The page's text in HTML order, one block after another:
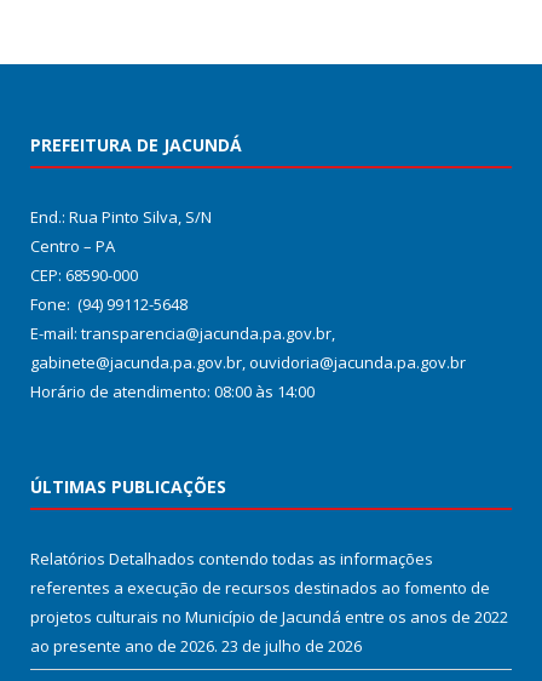
PREFEITURA DE JACUNDÁ
End.: Rua Pinto Silva, S/N
Centro – PA
CEP: 68590-000
Fone: (94) 99112-5648
E-mail: transparencia@jacunda.pa.gov.br,
gabinete@jacunda.pa.gov.br, ouvidoria@jacunda.pa.gov.br
Horário de atendimento: 08:00 às 14:00
ÚLTIMAS PUBLICAÇÕES
Relatórios Detalhados contendo todas as informações
referentes a execução de recursos destinados ao fomento de
projetos culturais no Município de Jacundá entre os anos de 2022
ao presente ano de 2026. 23 de julho de 2026